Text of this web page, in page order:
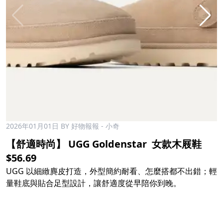
2026年01月01日 BY 好物報報 - 小奇
【舒適時尚】 UGG Goldenstar ​ 女款木屐鞋 ​
$56.69
UGG 以細緻麂皮打造，外型簡約耐看、怎麼搭都不出錯；輕
量鞋底與貼合足型設計，讓舒適度從早陪你到晚。